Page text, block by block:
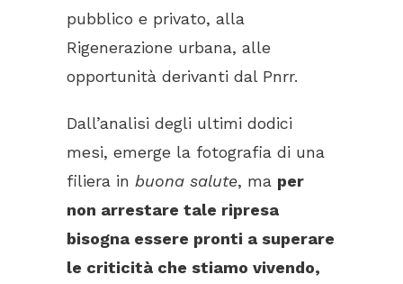
pubblico e privato, alla
Rigenerazione urbana, alle
opportunità derivanti dal Pnrr.
Dall’analisi degli ultimi dodici
mesi, emerge la fotografia di una
filiera in buona salute, ma per
non arrestare tale ripresa
bisogna essere pronti a superare
le criticità che stiamo vivendo,